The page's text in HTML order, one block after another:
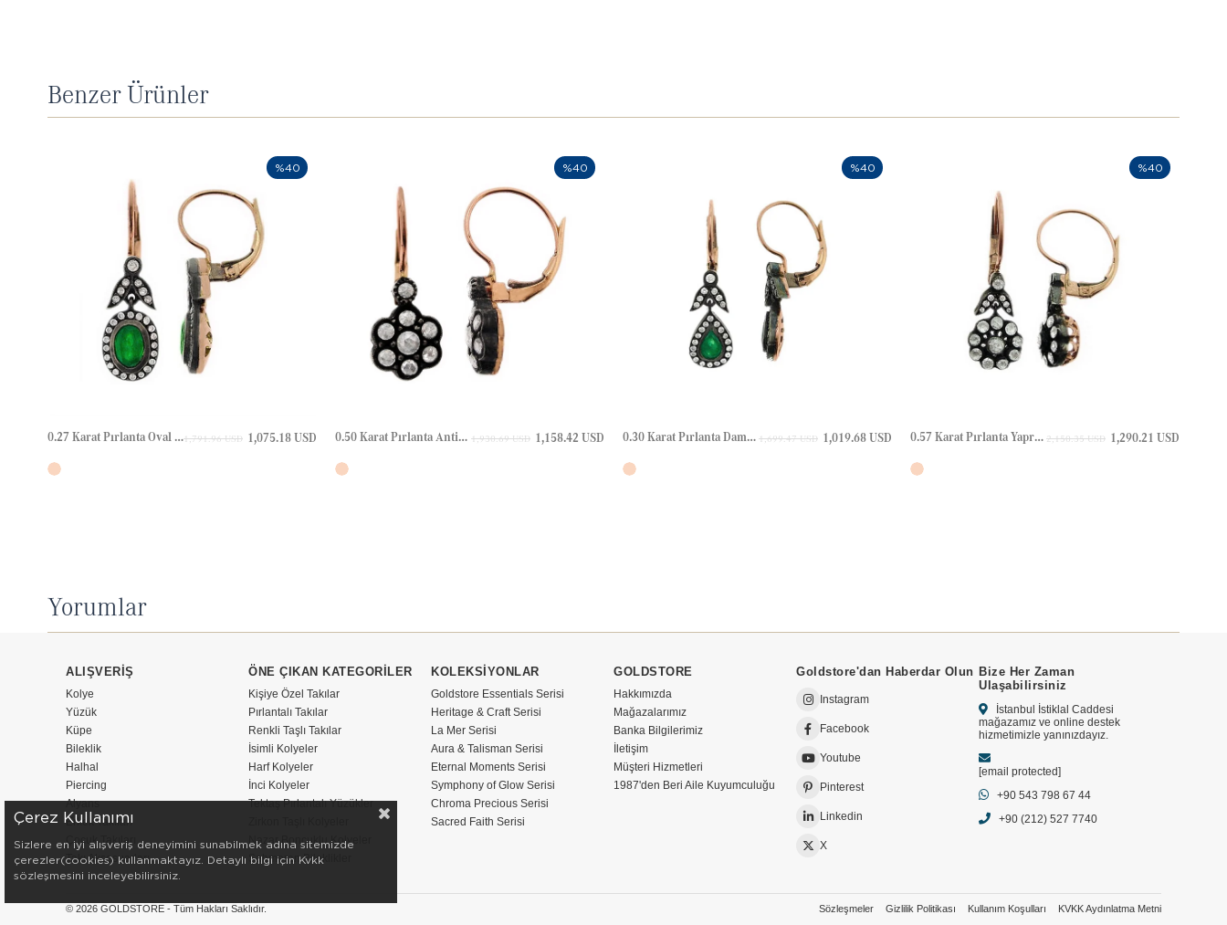
Benzer Ürünler
0.27 Karat Pırlanta Oval Zümrüt Yaprak Halo Elmas Altın Küpe 1,075.18 USD
1,791.96 USD
%40
0.50 Karat Pırlanta Antik Çiçek Aurası Elmas Gül Kesim Elmas Altın Küpe 1,158.42 USD
1,930.69 USD
%40
0.30 Karat Pırlanta Damla Zümrüt Yaprak Halo Elmas Altın Küpe 1,019.68 USD
1,699.47 USD
%40
0.57 Karat Pırlanta Yaprak Halo Elmas Altın Küpe 1,290.21 USD
2,150.35 USD
%40
Yorumlar
ALIŞVERİŞ
Kolye
Yüzük
Küpe
Bileklik
Halhal
Piercing
Alyans
Erkek Takıları
Çocuk Takıları
Takı Aksesuarları
ÖNE ÇIKAN KATEGORİLER
Kişiye Özel Takılar
Pırlantalı Takılar
Renkli Taşlı Takılar
İsimli Kolyeler
Harf Kolyeler
İnci Kolyeler
Tektaş Pırlantalı Yüzükler
Nazar Boncuklu Kolyeler
Şahmeran Bileklikler
KOLEKSİYONLAR
Goldstore Essentials Serisi
Heritage & Craft Serisi
La Mer Serisi
Aura & Talisman Serisi
Eternal Moments Serisi
Symphony of Glow Serisi
Chroma Precious Serisi
Sacred Faith Serisi
GOLDSTORE
Hakkımızda
Mağazalarımız
Banka Bilgilerimiz
İletişim
Müşteri Hizmetleri
1987'den Beri Aile Kuyumculuğu
Goldstore'dan Haberdar Olun
Instagram
Facebook
Youtube
Pinterest
Linkedin
X
Bize Her Zaman
Ulaşabilirsiniz
İstanbul İstiklal Caddesi
mağazamız ve online destek
hizmetimizle yanınızdayız.
[email protected]
+90 543 798 67 44
+90 (212) 527 7740
© 2026 GOLDSTORE - Tüm Hakları Saklıdır. Sözleşmeler Gizlilik Politikası Kullanım Koşulları KVKK Aydınlatma Metni
Çerez Kullanımı
Sizlere en iyi alışveriş deneyimini sunabilmek adına sitemizde
çerezler(cookies) kullanmaktayız. Detaylı bilgi için Kvkk
sözleşmesini inceleyebilirsiniz.